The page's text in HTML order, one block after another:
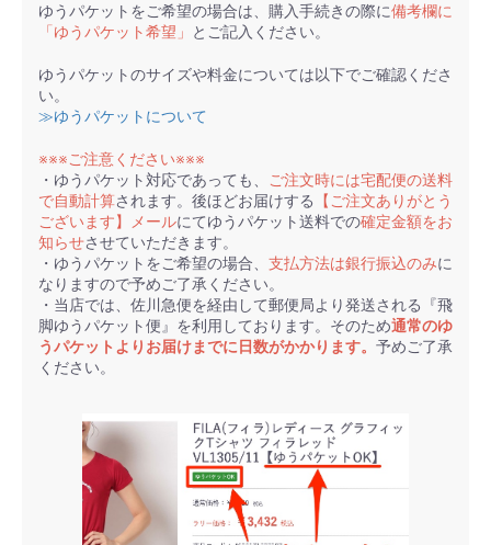
ゆうパケットをご希望の場合は、購入手続きの際に備考欄に
「ゆうパケット希望」
とご記入ください。
ゆうパケットのサイズや料金については以下でご確認くださ
い。
≫ゆうパケットについて
※※※ご注意ください※※※
・ゆうパケット対応であっても、
ご注文時には宅配便の送料
で自動計算されます。後ほどお届けする
【ご注文ありがとう
ございます】メールにてゆうパケット送料での確定金額をお
知らせさせていただきます。
・ゆうパケットをご希望の場合、 支払方法は銀行振込のみに
なりますので予めご了承ください。
・当店では、佐川急便を経由して郵便局より発送される『飛
脚ゆうパケット便』を利用しております。そのため通常のゆ
うパケットよりお届けまでに日数がかかります。 予めご了承
ください。